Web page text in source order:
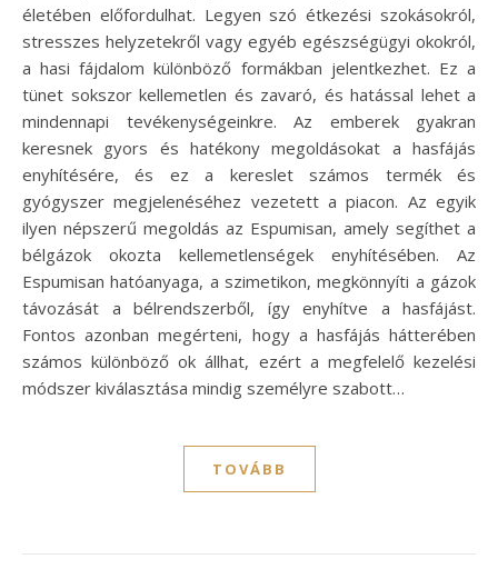
életében előfordulhat. Legyen szó étkezési szokásokról,
stresszes helyzetekről vagy egyéb egészségügyi okokról,
a hasi fájdalom különböző formákban jelentkezhet. Ez a
tünet sokszor kellemetlen és zavaró, és hatással lehet a
mindennapi tevékenységeinkre. Az emberek gyakran
keresnek gyors és hatékony megoldásokat a hasfájás
enyhítésére, és ez a kereslet számos termék és
gyógyszer megjelenéséhez vezetett a piacon. Az egyik
ilyen népszerű megoldás az Espumisan, amely segíthet a
bélgázok okozta kellemetlenségek enyhítésében. Az
Espumisan hatóanyaga, a szimetikon, megkönnyíti a gázok
távozását a bélrendszerből, így enyhítve a hasfájást.
Fontos azonban megérteni, hogy a hasfájás hátterében
számos különböző ok állhat, ezért a megfelelő kezelési
módszer kiválasztása mindig személyre szabott…
TOVÁBB